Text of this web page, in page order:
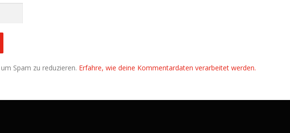
Spam zu reduzieren. Erfahre, wie deine Kommentardaten verarbeitet werden.